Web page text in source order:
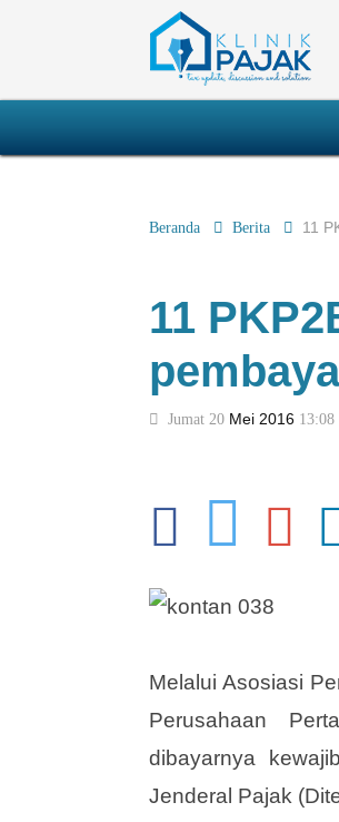
Beranda Berita 11
11
Jumat 20 Mei 2016 13:08
Melalui Asosiasi
Perusahaan
dibayarnya
Jenderal Pajak